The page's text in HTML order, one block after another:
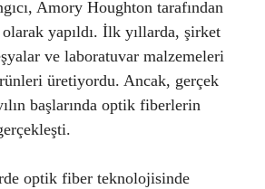
Amory Houghton tarafından
yapıldı. İlk yıllarda, şirket
ve laboratuvar malzemeleri
üretiyordu. Ancak, gerçek
başlarında optik fiberlerin
optik fiber teknolojisinde